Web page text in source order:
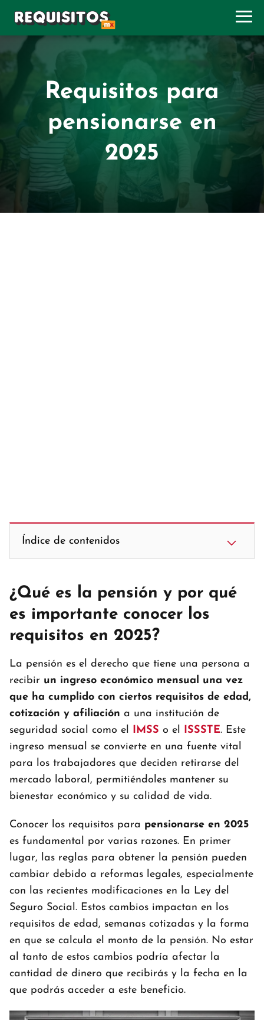
Requisitos para
pensionarse en
2025
Índice de contenidos
¿Qué es la pensión y por qué
es importante conocer los
requisitos en 2025?
La pensión es el derecho que tiene una persona a
recibir un ingreso económico mensual una vez
que ha cumplido con ciertos requisitos de edad,
cotización y afiliación a una institución de
seguridad social como el IMSS o el ISSSTE. Este
ingreso mensual se convierte en una fuente vital
para los trabajadores que deciden retirarse del
mercado laboral, permitiéndoles mantener su
bienestar económico y su calidad de vida.
Conocer los requisitos para pensionarse en 2025
es fundamental por varias razones. En primer
lugar, las reglas para obtener la pensión pueden
cambiar debido a reformas legales, especialmente
con las recientes modificaciones en la Ley del
Seguro Social. Estos cambios impactan en los
requisitos de edad, semanas cotizadas y la forma
en que se calcula el monto de la pensión. No estar
al tanto de estos cambios podría afectar la
cantidad de dinero que recibirás y la fecha en la
que podrás acceder a este beneficio.